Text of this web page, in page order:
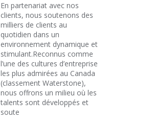
En partenariat avec nos
clients, nous soutenons des
milliers de clients au
quotidien dans un
environnement dynamique et
stimulant.Reconnus comme
l’une des cultures d’entreprise
les plus admirées au Canada
(classement Waterstone),
nous offrons un milieu où les
talents sont développés et
soute